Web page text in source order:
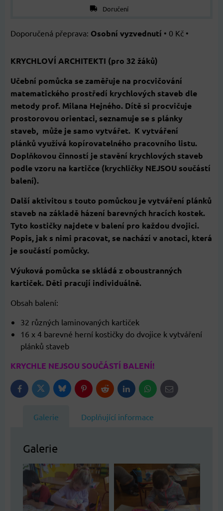
Doručení
Osobní vyzvednutí • 0 Kč •
KRYCHLOVÍ ARCHITEKTI (pro 32 žáků)
Učební pomůcka se zaměřuje na procvičování
matematického prostředí krychlových staveb dle
metody prof. Milana Hejného. Dítě si procvičuje
prostorovou orientaci, seznamuje se s plánky
staveb, může je samo vytvářet. K vytváření
plánků využívá kopírovatelného pracovního listu.
Doplňkovou činností je stavění krychlových staveb
podle vzoru na kartičce (krychličky NEJSOU součástí
balení).
Další aktivitou s touto pomůckou je vytváření plánků
staveb na základě házení barevných hracích kostek.
Tyto kostičky najdete v balení pro každou dvojici.
Popis, jak s nimi pracovat, se nachází v anotaci, která
je součástí pomůcky.
Výuková pomůcka se skládá z oboustranných
kartiček. Děti pracují individuálně.
Obsah balení:
32 různých laminovaných kartiček
16 x 4 barevné herní kostičky do dvojice k vytváření
plánků staveb
KRYCHLE NEJSOU SOUČÁSTÍ BALENÍ!
FacebookTwitterBlueskyPinterestReddit LinkedInWhatsApp
E-
mail
Galerie Doplňující informace
Galerie